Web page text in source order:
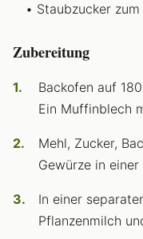
Staubzucker
Zubereitung
Backofen auf
Ein Muffinblech
Mehl, Zucker,
Gewürze in
In einer
Pflanzenmilch